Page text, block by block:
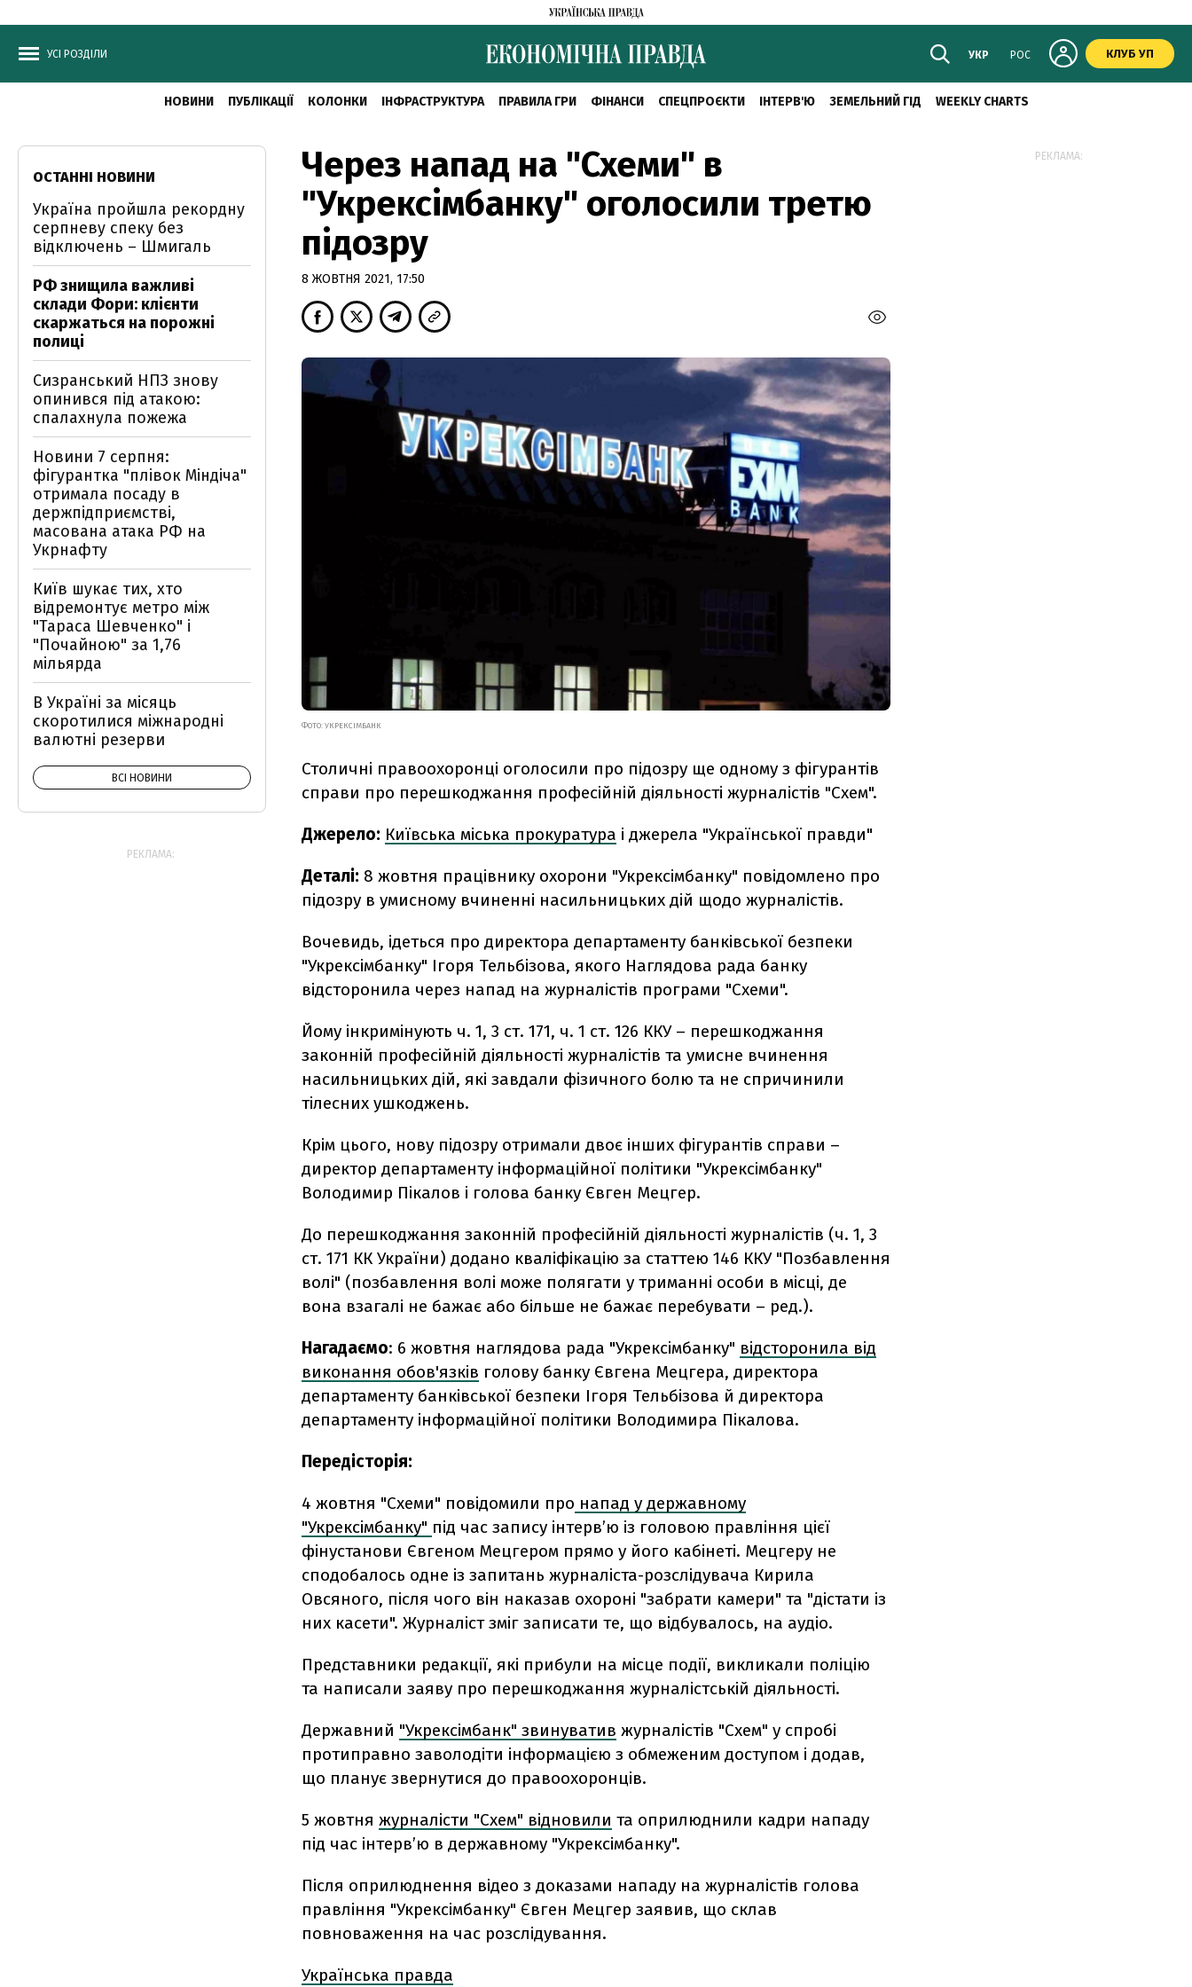
УСІ РОЗДІЛИ УКР РОС КЛУБ УП
НОВИНИ ПУБЛІКАЦІЇ КОЛОНКИ ІНФРАСТРУКТУРА ПРАВИЛА ГРИ ФІНАНСИ СПЕЦПРОЄКТИ ІНТЕРВ'Ю ЗЕМЕЛЬНИЙ ГІД WEEKLY CHARTS
Через напад на "Схеми" в
"Укрексімбанку" оголосили третю
підозру
8 ЖОВТНЯ 2021, 17:50
ФОТО: УКРЕКСІМБАНК
Столичні правоохоронці оголосили про підозру ще одному з фігурантів
справи про перешкоджання професійній діяльності журналістів "Схем".
Джерело: Київська міська прокуратура і джерела "Української правди"
Деталі: 8 жовтня працівнику охорони "Укрексімбанку" повідомлено про
підозру в умисному вчиненні насильницьких дій щодо журналістів.
Вочевидь, ідеться про директора департаменту банківської безпеки
"Укрексімбанку" Ігоря Тельбізова, якого Наглядова рада банку
відсторонила через напад на журналістів програми "Схеми".
Йому інкримінують ч. 1, 3 ст. 171, ч. 1 ст. 126 ККУ – перешкоджання
законній професійній діяльності журналістів та умисне вчинення
насильницьких дій, які завдали фізичного болю та не спричинили
тілесних ушкоджень.
Крім цього, нову підозру отримали двоє інших фігурантів справи –
директор департаменту інформаційної політики "Укрексімбанку"
Володимир Пікалов і голова банку Євген Мецгер.
До перешкоджання законній професійній діяльності журналістів (ч. 1, 3
ст. 171 КК України) додано кваліфікацію за статтею 146 ККУ "Позбавлення
волі" (позбавлення волі може полягати у триманні особи в місці, де
вона взагалі не бажає або більше не бажає перебувати – ред.).
Нагадаємо: 6 жовтня наглядова рада "Укрексімбанку" відсторонила від
виконання обов'язків голову банку Євгена Мецгера, директора
департаменту банківської безпеки Ігоря Тельбізова й директора
департаменту інформаційної політики Володимира Пікалова.
Передісторія:
4 жовтня "Схеми" повідомили про напад у державному
"Укрексімбанку" під час запису інтерв’ю із головою правління цієї
фінустанови Євгеном Мецгером прямо у його кабінеті. Мецгеру не
сподобалось одне із запитань журналіста-розслідувача Кирила
Овсяного, після чого він наказав охороні "забрати камери" та "дістати із
них касети". Журналіст зміг записати те, що відбувалось, на аудіо.
Представники редакції, які прибули на місце події, викликали поліцію
та написали заяву про перешкоджання журналістській діяльності.
Державний "Укрексімбанк" звинуватив журналістів "Схем" у спробі
протиправно заволодіти інформацією з обмеженим доступом і додав,
що планує звернутися до правоохоронців.
5 жовтня журналісти "Схем" відновили та оприлюднили кадри нападу
під час інтерв’ю в державному "Укрексімбанку".
Після оприлюднення відео з доказами нападу на журналістів голова
правління "Укрексімбанку" Євген Мецгер заявив, що склав
повноваження на час розслідування.
Українська правда
ОСТАННІ НОВИНИ
Україна пройшла рекордну
серпневу спеку без
відключень – Шмигаль
РФ знищила важливі
склади Фори: клієнти
скаржаться на порожні
полиці
Сизранський НПЗ знову
опинився під атакою:
спалахнула пожежа
Новини 7 серпня:
фігурантка "плівок Міндіча"
отримала посаду в
держпідприємстві,
масована атака РФ на
Укрнафту
Київ шукає тих, хто
відремонтує метро між
"Тараса Шевченко" і
"Почайною" за 1,76
мільярда
В Україні за місяць
скоротилися міжнародні
валютні резерви
ВСІ НОВИНИ
РЕКЛАМА:
РЕКЛАМА: